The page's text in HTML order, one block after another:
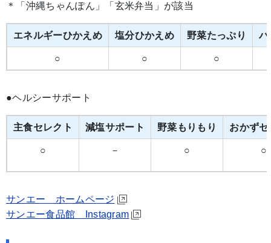
＊「沖縄ちゃんぽん」「玄米弁当」が該当
エネルギーひかえめ 塩分ひかえめ 野菜たっぷり バ
○ ○ ○
●ヘルシーサポート
主食セレクト 減塩サポート 野菜もりもり おかず
○ － ○ ○
サンエー ホームページ
サンエー食品館 Instagram